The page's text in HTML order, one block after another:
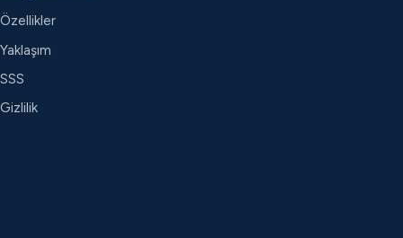
Özellikler
Yaklaşım
SSS
Gizlilik